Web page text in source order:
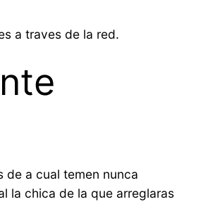
a traves de la red.
de a cual temen nunca
la chica de la que arreglaras